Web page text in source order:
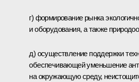
г) формирование рынка
и оборудования, а также
д) осуществление поддержки
обеспечивающей уменьшение
на окружающую среду,